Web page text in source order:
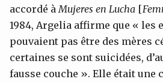
accordé àMujeres en Lucha [
1984, Argelia affirme que « les
pouvaient pas être des mères
certaines se sont suicidées,
fausse couche ». Elle était une